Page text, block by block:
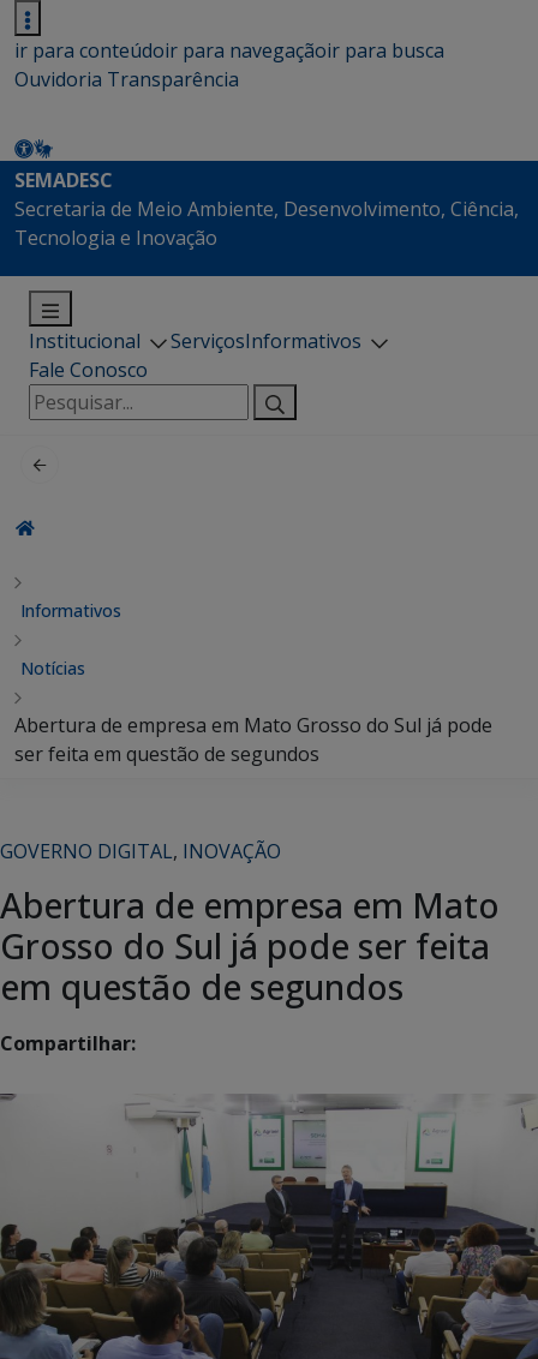
ir para conteúdoir para navegaçãoir para busca
Ouvidoria Transparência
SEMADESC
Secretaria de Meio Ambiente, Desenvolvimento, Ciência,
Tecnologia e Inovação
Institucional ServiçosInformativos
Fale Conosco
Pesquisar
por:
Informativos
Notícias
Abertura de empresa em Mato Grosso do Sul já pode
ser feita em questão de segundos
GOVERNO DIGITAL, INOVAÇÃO
Abertura de empresa em Mato
Grosso do Sul já pode ser feita
em questão de segundos
Compartilhar: